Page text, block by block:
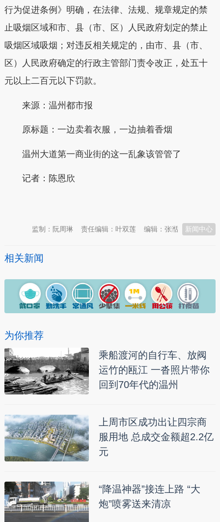
行为促进条例》明确，在法律、法规、规章规定的禁
止吸烟区域和市、县（市、区）人民政府划定的禁止
吸烟区域吸烟；对违反相关规定的，由市、县（市、
区）人民政府确定的行政主管部门责令改正，处五十
元以上二百元以下罚款。
来源：温州都市报
原标题：一边卖着衣服，一边抽着香烟
温州大道第一商业街的这一乱象该管管了
记者：陈恩欣
新闻中心
编辑：张湉
责任编辑：叶双莲
监制：阮周琳
相关新闻
为你推荐
乘船渡河的自行车、放阀
运竹的瓯江 一沓照片带你
回到70年代的温州
上周市区成功出让四宗商
服用地 总成交金额超2.2亿
元
“降温神器”接连上路 “大
炮”喷雾送来清凉